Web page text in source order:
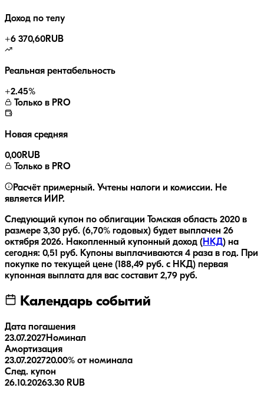
Доход по телу
+6 370,60RUB
Реальная рентабельность
+2.45%
Только в PRO
Новая средняя
0,00RUB
Только в PRO
Расчёт примерный. Учтены налоги и комиссии. Не
является ИИР.
Следующий купон по облигации Томская область 2020 в
размере 3,30 руб. (6,70% годовых) будет выплачен 26
октября 2026. Накопленный купонный доход ( НКД) на
сегодня: 0,51 руб. Купоны выплачиваются 4 раза в год.
При
покупке по текущей цене (188,49 руб. с НКД) первая
купонная выплата для вас составит 2,79 руб.
Календарь событий
Дата погашения
23.07.2027Номинал
Амортизация
23.07.202720.00% от номинала
След. купон
26.10.20263.30 RUB